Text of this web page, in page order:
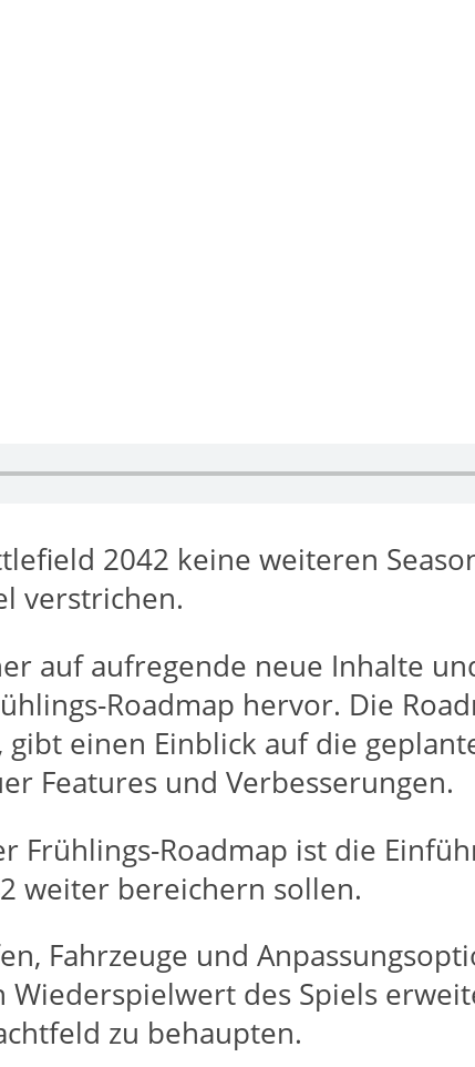
2042 keine weiteren
verstrichen.
auf aufregende neue Inhalte
Roadmap hervor. Die
einen Einblick auf die
Features und Verbesserungen.
Frühlings-Roadmap ist die
weiter bereichern sollen.
Fahrzeuge und
des Spiels
zu behaupten.